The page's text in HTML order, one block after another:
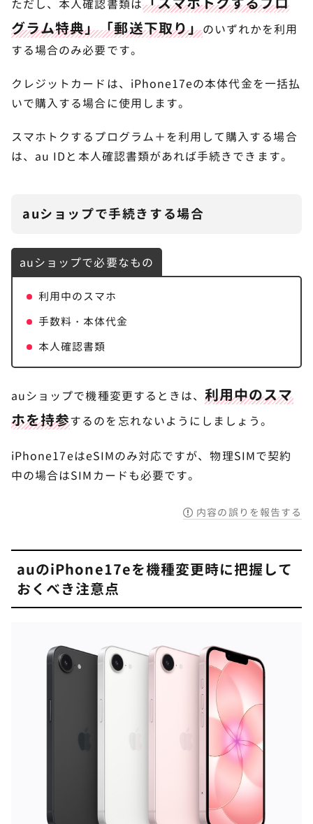
11
auでiPhone17eを購入するならキャンペーン
を活用しよう
ただし、本人確認書類は
グラム特典」「郵送下取り」のいずれかを利用
する場合のみ必要です。
クレジットカードは、iPhone17eの本体代金を一括払
いで購入する場合に使用します。
スマホトクするプログラム＋を利用して購入する場合
は、au IDと本人確認書類があれば手続きできます。
auショップで手続きする場合
auショップで必要なもの
利用中のスマホ
手数料・本体代金
本人確認書類
auショップで機種変更するときは、利用中のスマ
ホを持参するのを忘れないようにしましょう。
iPhone17eはeSIMのみ対応ですが、物理SIMで契約
中の場合はSIMカードも必要です。
内容の誤りを報告する
auのiPhone17eを機種変更時に把握して
おくべき注意点